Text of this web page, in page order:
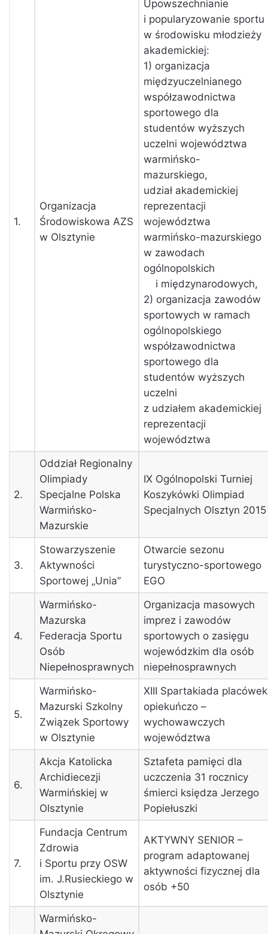
1.
Organizacja
Środowiskowa AZS
w Olsztynie
Upowszechnianie
i popularyzowanie sportu
w środowisku młodzieży
akademickiej:
1) organizacja
międzyuczelnianego
współzawodnictwa
sportowego dla
studentów wyższych
uczelni województwa
warmińsko-
mazurskiego,
udział akademickiej
reprezentacji
województwa
warmińsko-mazurskiego
w zawodach
ogólnopolskich
i międzynarodowych,
2) organizacja zawodów
sportowych w ramach
ogólnopolskiego
współzawodnictwa
sportowego dla
studentów wyższych
uczelni
z udziałem akademickiej
reprezentacji
województwa
2.
Oddział Regionalny
Olimpiady
Specjalne Polska
Warmińsko-
Mazurskie
IX Ogólnopolski Turniej
Koszykówki Olimpiad
Specjalnych Olsztyn 2015
3.
Stowarzyszenie
Aktywności
Sportowej „Unia”
Otwarcie sezonu
turystyczno-sportowego
EGO
4.
Warmińsko-
Mazurska
Federacja Sportu
Osób
Niepełnosprawnych
Organizacja masowych
imprez i zawodów
sportowych o zasięgu
wojewódzkim dla osób
niepełnosprawnych
5.
Warmińsko-
Mazurski Szkolny
Związek Sportowy
w Olsztynie
XIII Spartakiada placówek
opiekuńczo –
wychowawczych
województwa
6.
Akcja Katolicka
Archidiecezji
Warmińskiej w
Olsztynie
Sztafeta pamięci dla
uczczenia 31 rocznicy
śmierci księdza Jerzego
Popiełuszki
7.
Fundacja Centrum
Zdrowia
i Sportu przy OSW
im. J.Rusieckiego w
Olsztynie
AKTYWNY SENIOR –
program adaptowanej
aktywności fizycznej dla
osób +50
Warmińsko-